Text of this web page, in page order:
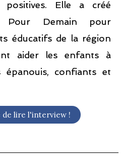
positives. Elle a créé
Pour Demain pour
éducatifs de la région
aider les enfants à
épanouis, confiants et
de lire l'interview !